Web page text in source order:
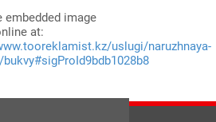
embedded image
at:
uslugi/naruzhnaya-